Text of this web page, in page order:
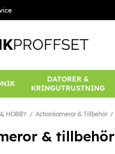
DATORER &
KRINGUTRUSTNING
HOBBY Actionkameror & Tillbehör
& tillbehör